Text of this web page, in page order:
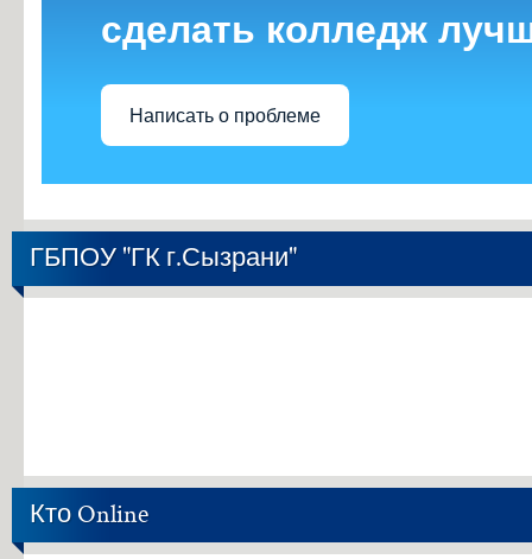
сделать колледж
Написать о проблеме
ГБПОУ "ГК г.Сызрани"
Кто Online